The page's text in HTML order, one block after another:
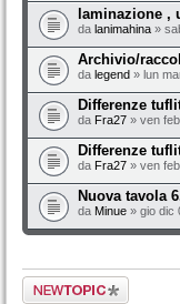
laminazione ,
da lanimahina »
Archivio/
da legend » lun
Differenze
da Fra27 » ven
Differenze
da Fra27 » ven
Nuova tavola
da Minue » gio dic
Scrivi un nuovo
argomento